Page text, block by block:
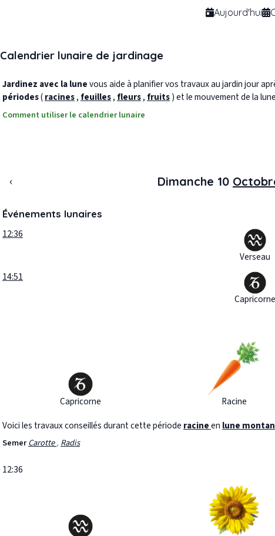
Aujourd'hui
Calendrier lunaire de jardinage
Jardinez avec la lunevous aide à planifier vos travaux au jardin jour
périodes(racines, feuilles, fleurs, fruits) et le mouvement de la
Comment utiliser le calendrier lunaire
‹ Dimanche 10
Événements lunaires
12:36
Verseau
14:51
Capricorne
Capricorne Racine
Voici les travaux conseillés durant cette période racineen lune
SemerCarotte, Radis
12:36